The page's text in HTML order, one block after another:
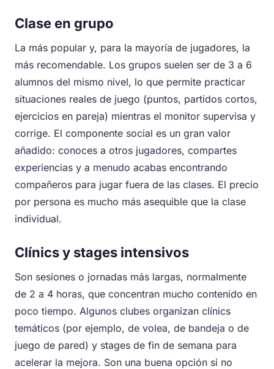
Clase en grupo
La más popular y, para la mayoría de jugadores, la
más recomendable. Los grupos suelen ser de 3 a 6
alumnos del mismo nivel, lo que permite practicar
situaciones reales de juego (puntos, partidos cortos,
ejercicios en pareja) mientras el monitor supervisa y
corrige. El componente social es un gran valor
añadido: conoces a otros jugadores, compartes
experiencias y a menudo acabas encontrando
compañeros para jugar fuera de las clases. El precio
por persona es mucho más asequible que la clase
individual.
Clínics y stages intensivos
Son sesiones o jornadas más largas, normalmente
de 2 a 4 horas, que concentran mucho contenido en
poco tiempo. Algunos clubes organizan clínics
temáticos (por ejemplo, de volea, de bandeja o de
juego de pared) y stages de fin de semana para
acelerar la mejora. Son una buena opción si no